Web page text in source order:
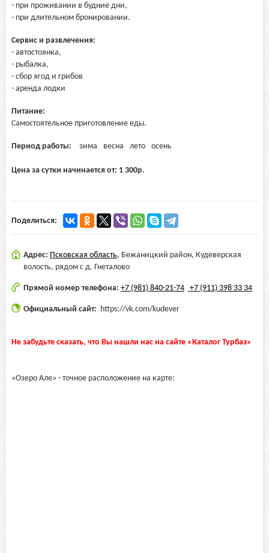
- при проживании в будние дни,
- при длительном бронировании.
Сервис и развлечения:
- автостоянка,
- рыбалка,
- сбор ягод и грибов
- аренда лодки
Питание:
Самостоятельное приготовление еды.
Период работы: зима весна лето осень
Цена за сутки начинается от: 1 300р.
Поделиться:
Адрес: Псковская область, Бежаницкий район, Кудеверская
волость, рядом с д. Гнеталово
Прямой номер телефона: +7 (981) 840-21-74 +7 (911) 398 33 34
Официальный сайт: https://vk.com/kudever
Не забудьте сказать, что Вы нашли нас на сайте «Каталог Турбаз»
«Озеро Але» - точное расположение на карте: